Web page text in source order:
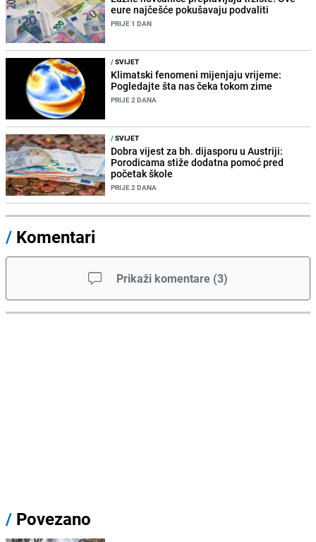
eure najčešće pokušavaju podvaliti
PRIJE 1 DAN
/SVIJET
Klimatski fenomeni mijenjaju vrijeme:
Pogledajte šta nas čeka tokom zime
PRIJE 2 DANA
/SVIJET
Dobra vijest za bh. dijasporu u Austriji:
Porodicama stiže dodatna pomoć pred
početak škole
PRIJE 2 DANA
/ Komentari
Prikaži komentare (3)
/ Povezano